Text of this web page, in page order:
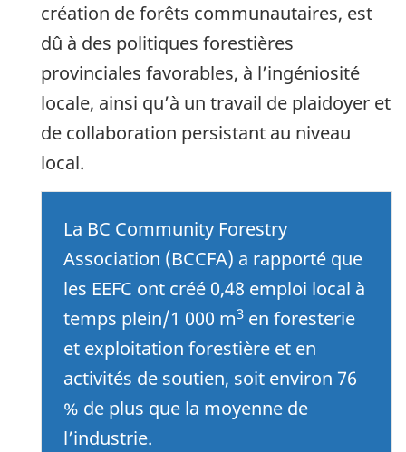
création de forêts communautaires, est
dû à des politiques forestières
provinciales favorables, à l’ingéniosité
locale, ainsi qu’à un travail de plaidoyer et
de collaboration persistant au niveau
local.
La BC Community Forestry
Association (BCCFA) a rapporté que
les EEFC ont créé 0,48 emploi local à
temps plein/1 000 m3 en foresterie
et exploitation forestière et en
activités de soutien, soit environ 76
% de plus que la moyenne de
l’industrie.